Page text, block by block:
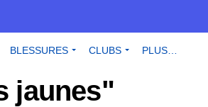
BLESSURES CLUBS PLUS…
jaunes"